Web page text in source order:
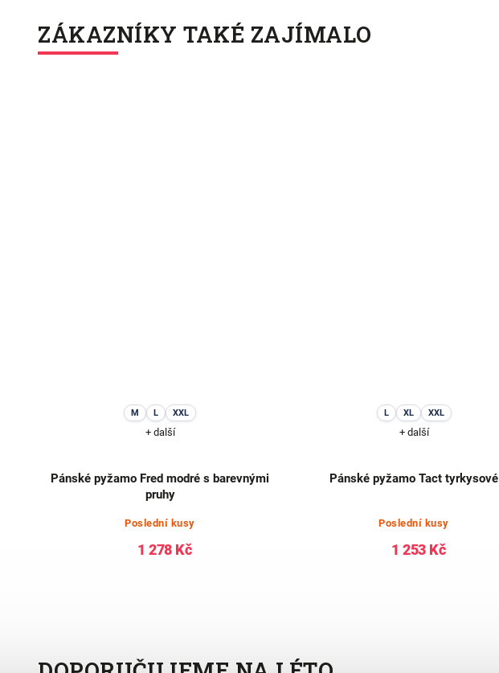
ZÁKAZNÍKY TAKÉ ZAJÍMALO
M L XXL
+ další
Pánské pyžamo Fred modré s barevnými
pruhy
Poslední kusy
1 278 Kč
L XL XXL
+ další
Pánské pyžamo Tact tyrkysové
Poslední kusy
1 253 Kč